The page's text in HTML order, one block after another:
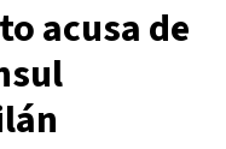
acusa de